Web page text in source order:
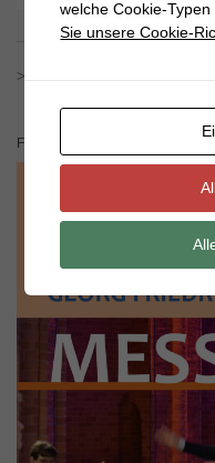
Ort:St. Marien |
>>> ALLE
FESTKONZERT ZUM
welche Cookie-
Sie unsere Cookie-